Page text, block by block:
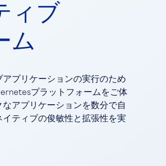
ィブ
ム
プリケーションの実行のため
プラットフォームをご体
アプリケーションを数分で自
ティブの俊敏性と拡張性を実